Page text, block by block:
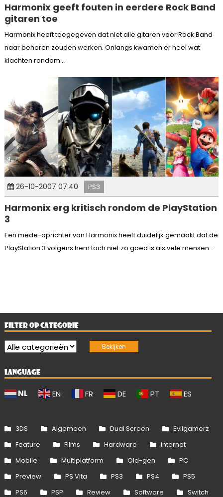
Harmonix geeft fouten in eerdere Rock Band
gitaren toe
Harmonix heeft toegegeven dat niet alle gitaren voor Rock Band
naar behoren zouden werken. Onlangs kwamen er heel wat
klachten rondom...
26-10-2007 07:40 PS3
Harmonix erg kritisch rondom de PlayStation
3
Een mede-oprichter van Harmonix heeft duidelijk gemaakt dat de
PlayStation 3 volgens hem toch niet zo goed is als vele mensen...
FILTER OP CATEGORIE
LANGUAGE
NL EN FR DE PT ES
3DS Algemeen Dual Screen
Evilgamerz
Feature
Films Hardware
Internet
Mobile
Multiplatform Old-gen
PC
Preview
PS Vita PS3 PS4
PS5
PS6
PSP Review Software Switch